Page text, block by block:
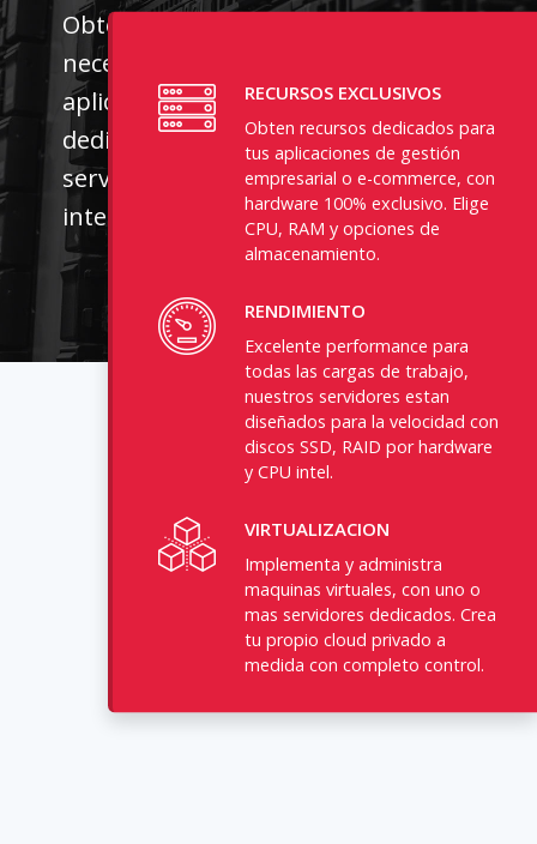
Obtén toda la performance que
necesitas para darle vida a tus
aplicaciones con los servidores
dedicados de Powerhost. Desde
servidores para web a cargas
intensivas de computo e I/O.
RECURSOS EXCLUSIVOS
Obten recursos dedicados para
tus aplicaciones de gestión
empresarial o e-commerce, con
hardware 100% exclusivo. Elige
CPU, RAM y opciones de
almacenamiento.
RENDIMIENTO
Excelente performance para
todas las cargas de trabajo,
nuestros servidores estan
diseñados para la velocidad con
discos SSD, RAID por hardware
y CPU intel.
VIRTUALIZACION
Implementa y administra
maquinas virtuales, con uno o
mas servidores dedicados. Crea
tu propio cloud privado a
medida con completo control.